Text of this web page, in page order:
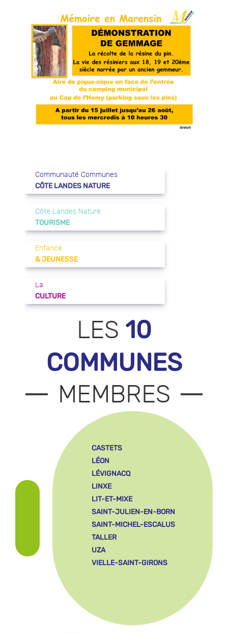
Communauté Communes
CÔTE LANDES NATURE
Côte Landes Nature
TOURISME
Enfance
& JEUNESSE
La
CULTURE
LES 10
COMMUNES
MEMBRES
CASTETS
LÉON
LÉVIGNACQ
LINXE
LIT-ET-MIXE
SAINT-JULIEN-EN-BORN
SAINT-MICHEL-ESCALUS
TALLER
UZA
VIELLE-SAINT-GIRONS